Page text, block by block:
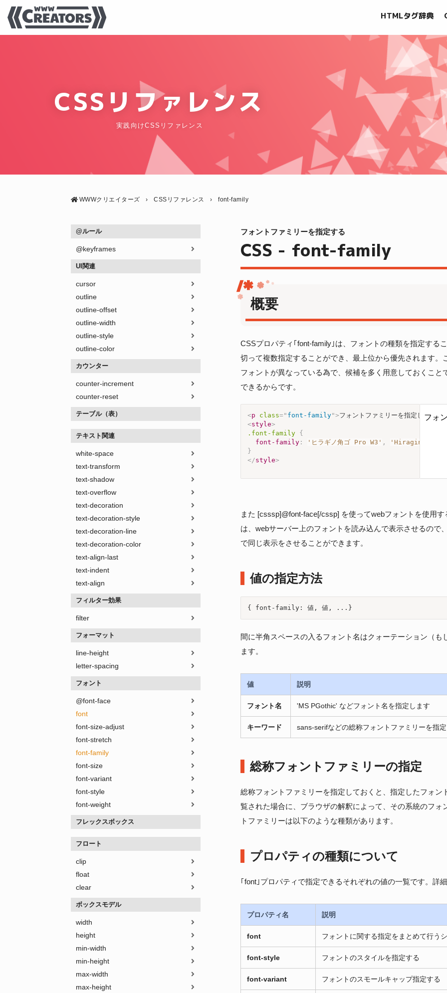
HTMLタグ辞典
CSSリファレンス
実践向けCSSリファレンス
WWWクリエイターズ › CSSリファレンス › font-family
フォントファミリーを指定する
CSS - font-family
概要
CSSプロパティ｢font-family｣は、フォントの種類を指定する
切って複数指定することができ、最上位から優先されます
フォントが異なっている為で、候補を多く用意しておくこ
できるからです。
<p class=" font-family">フォントファミリーを指定します</ p
<style>
.font-family {
font-family : 'ヒラギノ角ゴ Pro W3' , 'Hiragino
}
</style>
また [csssp]@font-face[/cssp] を使ってwebフォントを使用
は、webサーバー上のフォントを読み込んで表示させるので
で同じ表示をさせることができます。
値の指定方法
{ font-family: 値, 値, ...}
間に半角スペースの入るフォント名はクォーテーション（
ます。
値 説明
フォント名 'MS PGothic' などフォント名を指定します
キーワード sans-serifなどの総称フォントファミリーを指
総称フォントファミリーの指定
総称フォントファミリーを指定しておくと、指定したフォ
覧された場合に、ブラウザの解釈によって、その系統のフ
トファミリーは以下のような種類があります。
プロパティの種類について
｢font｣プロパティで指定できるそれぞれの値の一覧です。詳
プロパティ名 説明
font フォントに関する指定をまとめて行う
font-style フォントのスタイルを指定する
font-variant フォントのスモールキャップ指定する
@ルール
@keyframes
UI関連
cursor
outline
outline-offset
outline-width
outline-style
outline-color
カウンター
counter-increment
counter-reset
テーブル（表）
テキスト関連
white-space
text-transform
text-shadow
text-overflow
text-decoration
text-decoration-style
text-decoration-line
text-decoration-color
text-align-last
text-indent
text-align
フィルター効果
filter
フォーマット
line-height
letter-spacing
フォント
@font-face
font
font-size-adjust
font-stretch
font-family
font-size
font-variant
font-style
font-weight
フレックスボックス
フロート
clip
float
clear
ボックスモデル
width
height
min-width
min-height
max-width
max-height